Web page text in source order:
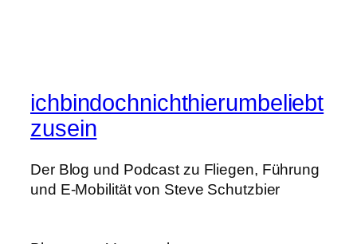
ichbindochnichthierumbeliebt
zusein
Der Blog und Podcast zu Fliegen, Führung
und E-Mobilität von Steve Schutzbier